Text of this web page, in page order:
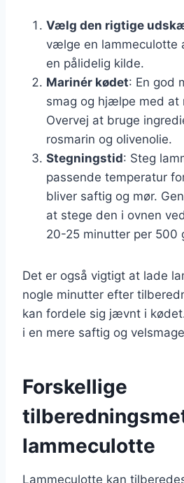
Vælg den rigtige
vælge en lammeculotte
en pålidelig kilde.
Marinér kødet: En god
smag og hjælpe med at
Overvej at bruge
rosmarin og olivenolie.
Stegningstid: Steg
passende temperatur
bliver saftig og mør.
at stege den i ovnen
20-25 minutter per 500
Det er også vigtigt at lade
nogle minutter efter
kan fordele sig jævnt i
i en mere saftig og
Forskellige
lammeculotte
Lammeculotte kan